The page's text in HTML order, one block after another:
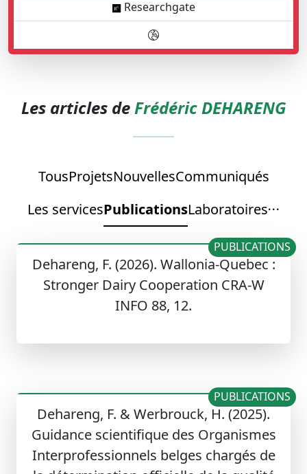
Researchgate
Les articles deFrédéric DEHARENG
TousProjetsNouvellesCommuniqués
Les servicesPublicationsLaboratoires
Dehareng, F. (2026). Wallonia-Quebec :
Stronger Dairy Cooperation CRA-W
INFO 88, 12.
PUBLICATIONS
Dehareng, F. & Werbrouck, H. (2025).
Guidance scientifique des Organismes
Interprofessionnels belges chargés de
PUBLICATIONS